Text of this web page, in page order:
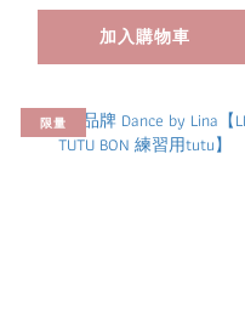
加入購物車
限量